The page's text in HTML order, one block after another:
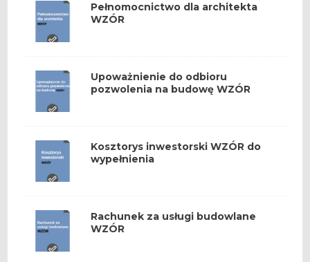
Pełnomocnictwo dla architekta
WZÓR
Upoważnienie do odbioru
pozwolenia na budowę WZÓR
Kosztorys inwestorski WZÓR do
wypełnienia
Rachunek za usługi budowlane
WZÓR